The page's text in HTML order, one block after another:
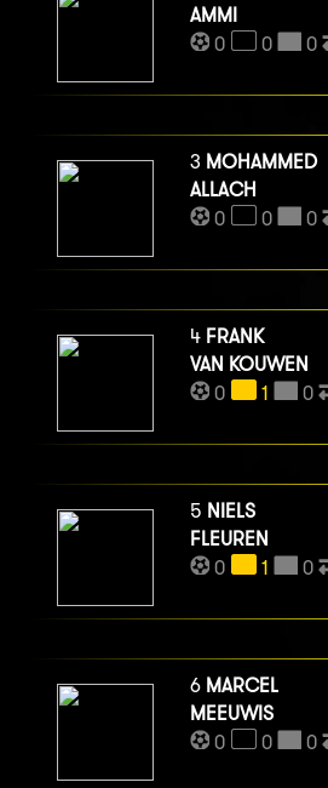
AMMI
0
0 0
3 MOHAMMED
ALLACH
0
0 0
4 FRANK
VAN KOUWEN
0
1 0
5 NIELS
FLEUREN
0
1 0
6 MARCEL
MEEUWIS
0
0 0